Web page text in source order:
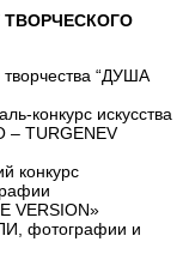
творчества “ДУША
конкурс искусства
TURGENEV
конкурс
фотографии и